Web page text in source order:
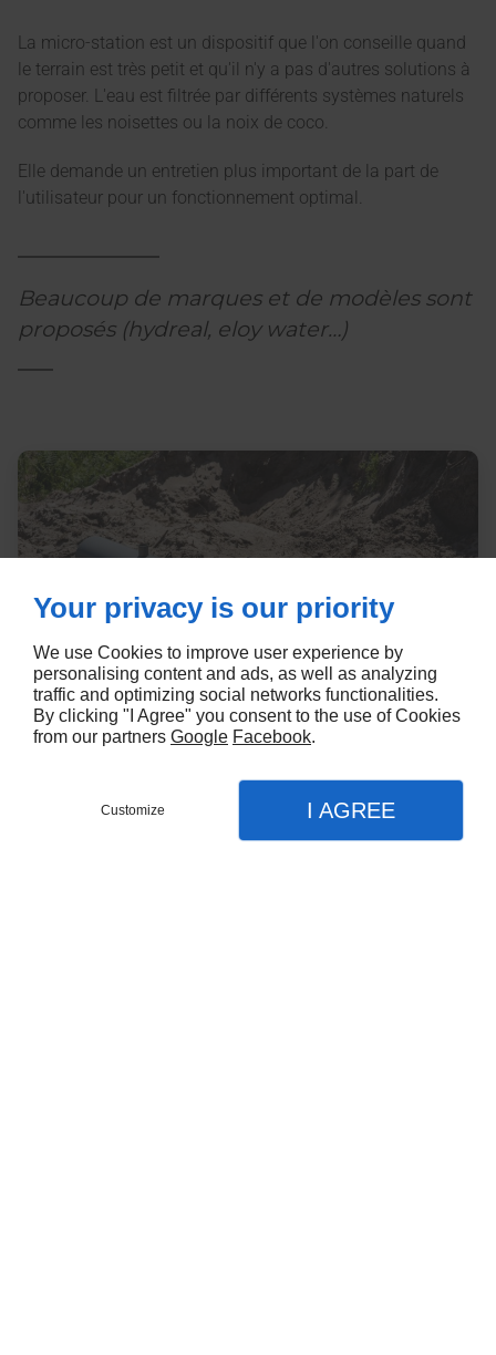
La micro-station est un dispositif que l'on conseille quand
le terrain est très petit et qu'il n'y a pas d'autres solutions à
proposer. L'eau est filtrée par différents systèmes naturels
comme les noisettes ou la noix de coco.
Elle demande un entretien plus important de la part de
l'utilisateur pour un fonctionnement optimal.
Beaucoup de marques et de modèles sont
proposés (hydreal, eloy water…)
Contact
Your privacy is our priority
We use Cookies to improve user experience by
personalising content and ads, as well as analyzing
traffic and optimizing social networks functionalities.
By clicking "I Agree" you consent to the use of Cookies
from our partners Google Facebook.
Customize I AGREE